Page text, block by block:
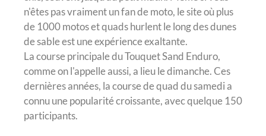
n'êtes pas vraiment un fan de moto, le site où plus
de 1000 motos et quads hurlent le long des dunes
de sable est une expérience exaltante.
La course principale du Touquet Sand Enduro,
comme on l'appelle aussi, a lieu le dimanche. Ces
dernières années, la course de quad du samedi a
connu une popularité croissante, avec quelque 150
participants.